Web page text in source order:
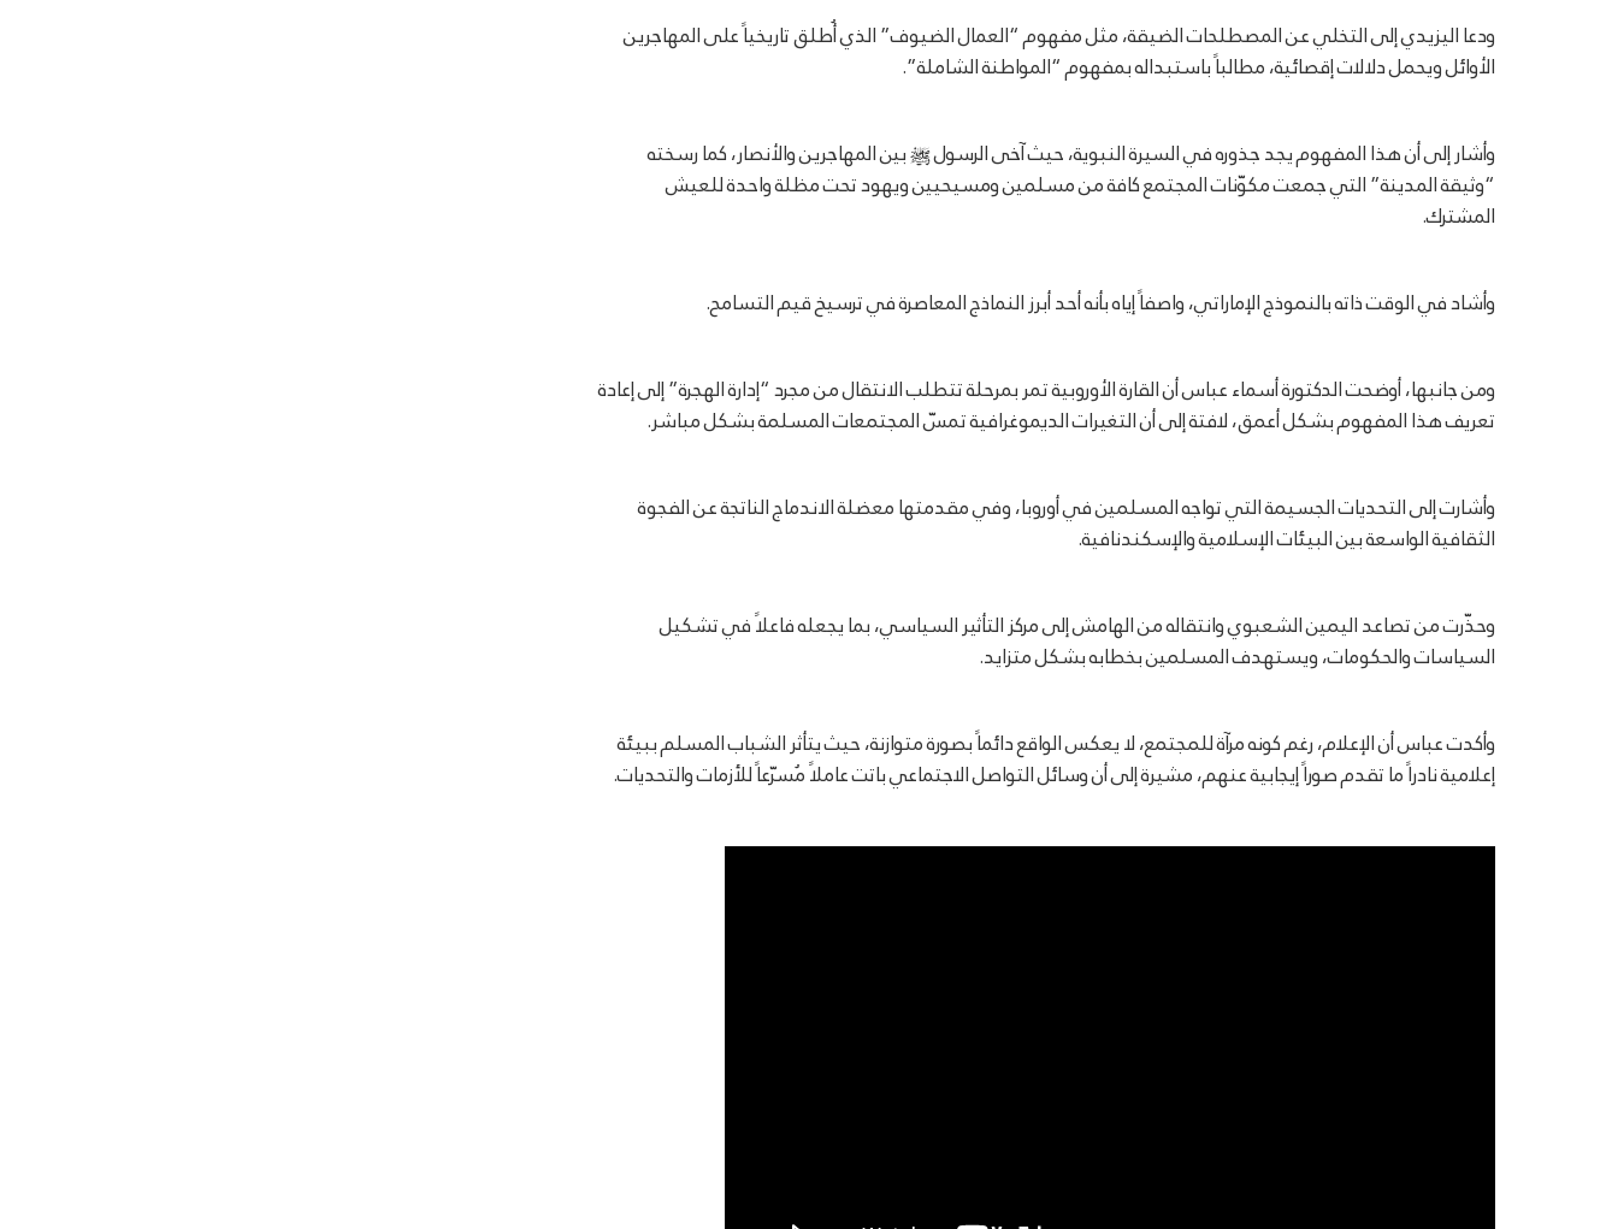
ودعا اليزيدي إلى التخلي عن المصطلحات الضيقة، مثل مفهوم “العمال الضيوف” الذي أُطلق تاريخياً على المهاجرين
الأوائل ويحمل دلالات إقصائية، مطالباً باستبداله بمفهوم “المواطنة الشاملة”.
وأشار إلى أن هذا المفهوم يجد جذوره في السيرة النبوية، حيث آخى الرسول ﷺ بين المهاجرين والأنصار، كما رسخته
“وثيقة المدينة” التي جمعت مكوّنات المجتمع كافة من مسلمين ومسيحيين ويهود تحت مظلة واحدة للعيش
المشترك.
وأشاد في الوقت ذاته بالنموذج الإماراتي، واصفاً إياه بأنه أحد أبرز النماذج المعاصرة في ترسيخ قيم التسامح.
ومن جانبها، أوضحت الدكتورة أسماء عباس أن القارة الأوروبية تمر بمرحلة تتطلب الانتقال من مجرد “إدارة الهجرة” إلى إعادة
تعريف هذا المفهوم بشكل أعمق، لافتة إلى أن التغيرات الديموغرافية تمسّ المجتمعات المسلمة بشكل مباشر.
وأشارت إلى التحديات الجسيمة التي تواجه المسلمين في أوروبا، وفي مقدمتها معضلة الاندماج الناتجة عن الفجوة
الثقافية الواسعة بين البيئات الإسلامية والإسكندنافية.
وحذّرت من تصاعد اليمين الشعبوي وانتقاله من الهامش إلى مركز التأثير السياسي، بما يجعله فاعلاً في تشكيل
السياسات والحكومات، ويستهدف المسلمين بخطابه بشكل متزايد.
وأكدت عباس أن الإعلام، رغم كونه مرآة للمجتمع، لا يعكس الواقع دائماً بصورة متوازنة، حيث يتأثر الشباب المسلم ببيئة
إعلامية نادراً ما تقدم صوراً إيجابية عنهم، مشيرة إلى أن وسائل التواصل الاجتماعي باتت عاملاً مُسرّعاً للأزمات والتحديات.